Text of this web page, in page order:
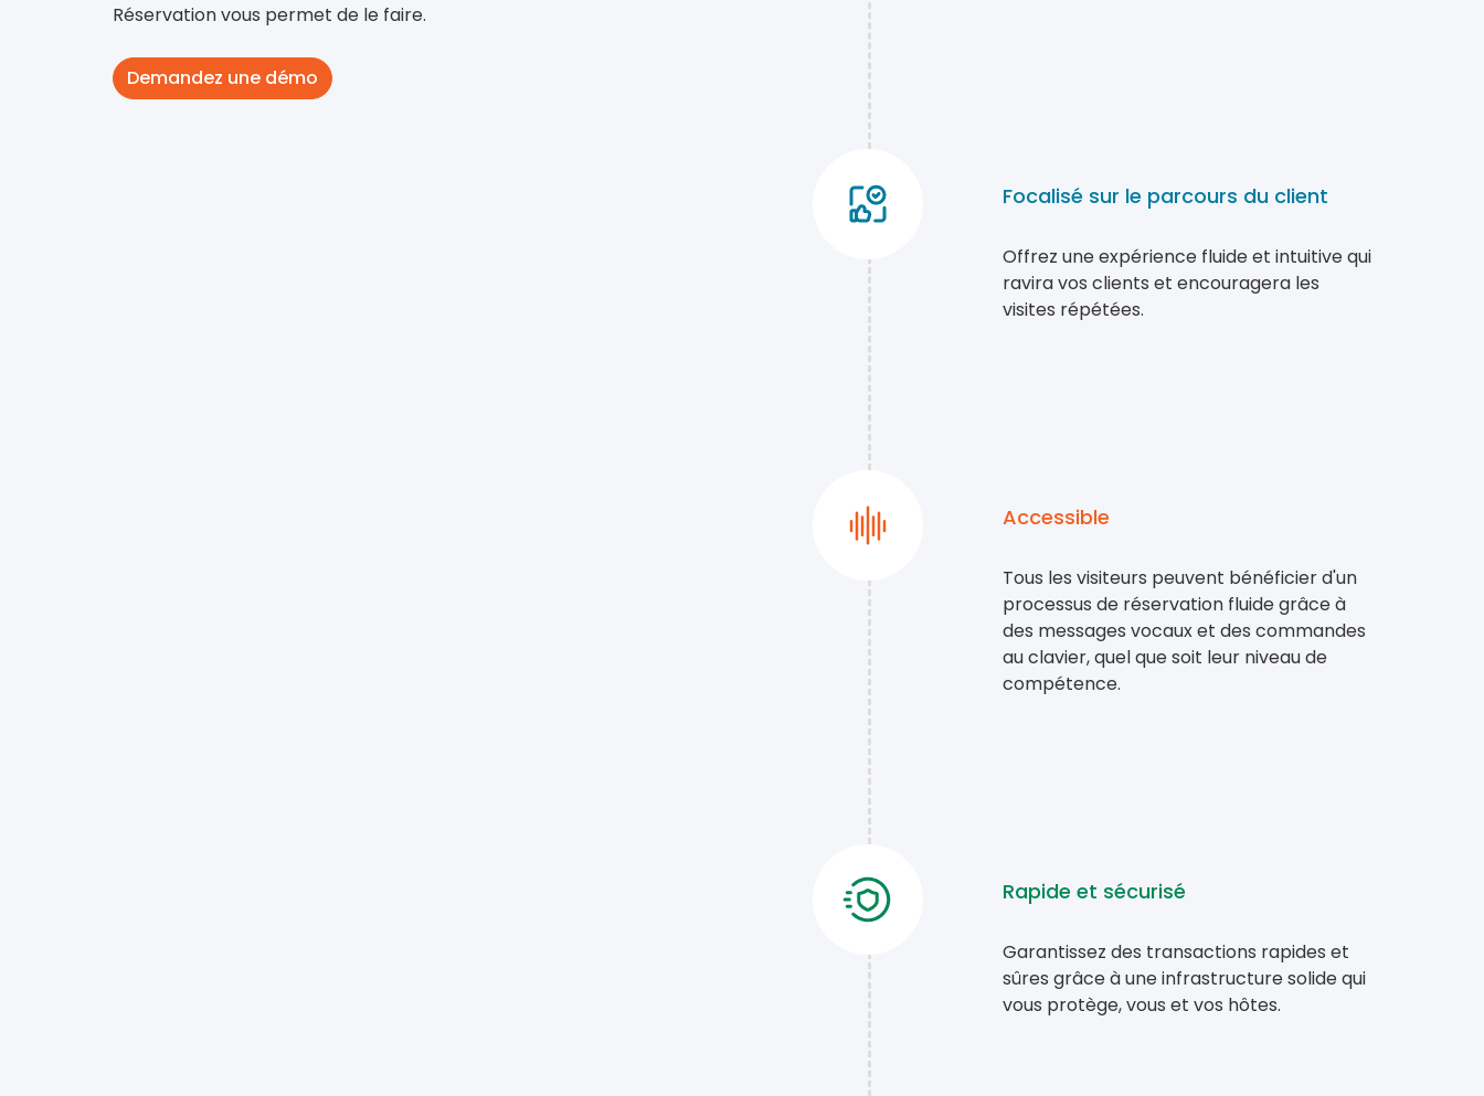
Réservation vous permet de le faire.
Demandez une démo
Focalisé sur le parcours du client
Offrez une expérience fluide et intuitive qui
ravira vos clients et encouragera les
visites répétées.
Accessible
Tous les visiteurs peuvent bénéficier d'un
processus de réservation fluide grâce à
des messages vocaux et des commandes
au clavier, quel que soit leur niveau de
compétence.
Rapide et sécurisé
Garantissez des transactions rapides et
sûres grâce à une infrastructure solide qui
vous protège, vous et vos hôtes.